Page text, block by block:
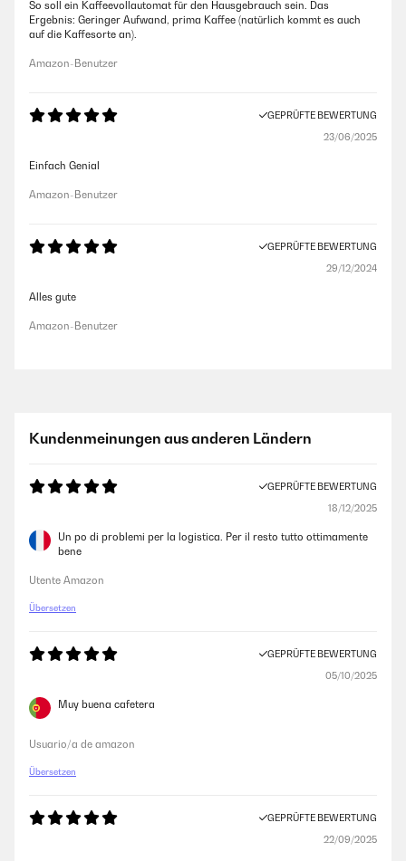
So soll ein Kaffeevollautomat für den Hausgebrauch sein. Das
Ergebnis: Geringer Aufwand, prima Kaffee (natürlich kommt es auch
auf die Kaffesorte an).
Amazon-Benutzer
GEPRÜFTE BEWERTUNG
23/06/2025
Einfach Genial
Amazon-Benutzer
GEPRÜFTE BEWERTUNG
29/12/2024
Alles gute
Amazon-Benutzer
Kundenmeinungen aus anderen Ländern
GEPRÜFTE BEWERTUNG
18/12/2025
Un po di problemi per la logistica. Per il resto tutto ottimamente
bene
Utente Amazon
Übersetzen
GEPRÜFTE BEWERTUNG
05/10/2025
Muy buena cafetera
Usuario/a de amazon
Übersetzen
GEPRÜFTE BEWERTUNG
22/09/2025